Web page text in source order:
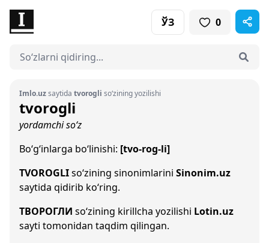
ЎЗ 0
Imlo.uzsaytida tvorogli so‘zining yozilishi
tvorogli
yordamchi so‘z
Bo‘g‘inlarga bo‘linishi: [tvo-rog-li]
TVOROGLIso‘zining sinonimlarini Sinonim.uz
saytida qidirib ko‘ring.
ТВОРОГЛИ so‘zining kirillcha yozilishi Lotin.uz
sayti tomonidan taqdim qilingan.